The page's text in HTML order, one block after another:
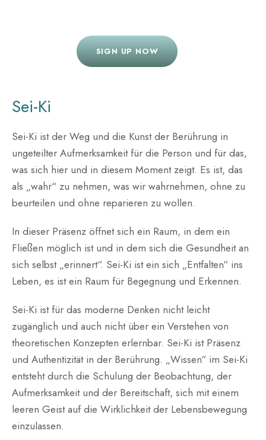
SIGN UP NOW
Sei-Ki
Sei-Ki ist der Weg und die Kunst der Berührung in
ungeteilter Aufmerksamkeit für die Person und für das,
was sich hier und in diesem Moment zeigt. Es ist, das
als „wahr“ zu nehmen, was wir wahrnehmen, ohne zu
beurteilen und ohne reparieren zu wollen.
In dieser Präsenz öffnet sich ein Raum, in dem ein
Fließen möglich ist und in dem sich die Gesundheit an
sich selbst „erinnert“. Sei-Ki ist ein sich „Entfalten“ ins
Leben, es ist ein Raum für Begegnung und Erkennen.
Sei-Ki ist für das moderne Denken nicht leicht
zugänglich und auch nicht über ein Verstehen von
theoretischen Konzepten erlernbar. Sei-Ki ist Präsenz
und Authentizität in der Berührung. „Wissen“ im Sei-Ki
entsteht durch die Schulung der Beobachtung, der
Aufmerksamkeit und der Bereitschaft, sich mit einem
leeren Geist auf die Wirklichkeit der Lebensbewegung
einzulassen.